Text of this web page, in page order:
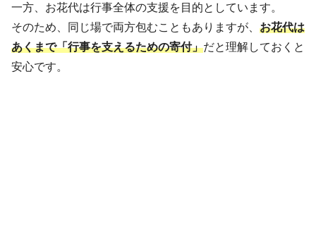
一方、お花代は行事全体の支援を目的としています。
そのため、同じ場で両方包むこともありますが、 お花代は
あくまで「行事を支えるための寄付」だと理解しておくと
安心です。